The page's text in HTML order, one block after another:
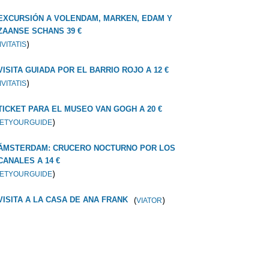
A VOLENDAM, MARKEN, EDAM Y
SCHANS 39 €
)
GUIADA POR EL BARRIO ROJO A 12 €
)
PARA EL MUSEO VAN GOGH A 20 €
)
CRUCERO NOCTURNO POR LOS
A 14 €
)
A LA CASA DE ANA FRANK (VIATOR)